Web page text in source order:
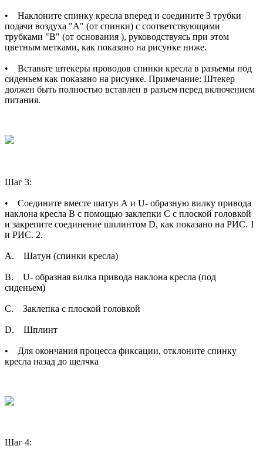
• Наклоните спинку кресла вперед и соедините 3 трубки
подачи воздуха "А" (от спинки) с соответствующими
трубками "В" (от основания ), руководствуясь при этом
цветным метками, как показано на рисунке ниже.
• Вставьте штекеры проводов спинки кресла в разъемы под
сиденьем как показано на рисунке. Примечание: Штекер
должен быть полностью вставлен в разъем перед включением
питания.
Шаг 3:
• Соедините вместе шатун А и U- образную вилку привода
наклона кресла В с помощью заклепки С с плоской головкой
и закрепите соединение шплинтом D, как показано на РИС. 1
и РИС. 2.
A. Шатун (спинки кресла)
B. U- образная вилка привода наклона кресла (под
сиденьем)
C. Заклепка с плоской головкой
D. Шплинт
• Для окончания процесса фиксации, отклоните спинку
кресла назад до щелчка
Шаг 4: